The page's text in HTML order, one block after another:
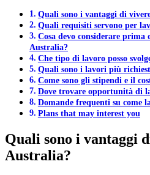
Quali sono i vantaggi di
Quali requisiti servono per
Cosa devo considerare
Australia?
Che tipo di lavoro posso
Quali sono i lavori più
Come sono gli stipendi e il
Dove trovare opportunità di
Domande frequenti su come
Plans that may interest you
Quali sono i vantaggi
Australia?